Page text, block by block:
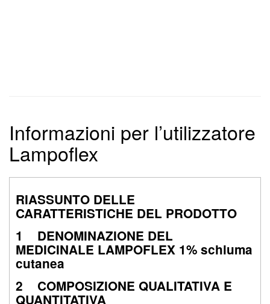
Informazioni per l’utilizzatore
Lampoflex
RIASSUNTO DELLE
CARATTERISTICHE DEL PRODOTTO
1 DENOMINAZIONE DEL
MEDICINALE LAMPOFLEX 1% schiuma
cutanea
2 COMPOSIZIONE QUALITATIVA E
QUANTITATIVA